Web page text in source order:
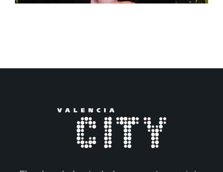
© 2017 — 2026 Publi­ca­cio­nes M&D con la cola­bo­ra­ción de